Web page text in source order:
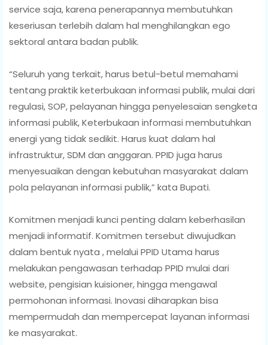
service saja, karena penerapannya membutuhkan
keseriusan terlebih dalam hal menghilangkan ego
sektoral antara badan publik.
“Seluruh yang terkait, harus betul-betul memahami
tentang praktik keterbukaan informasi publik, mulai dari
regulasi, SOP, pelayanan hingga penyelesaian sengketa
informasi publik, Keterbukaan informasi membutuhkan
energi yang tidak sedikit. Harus kuat dalam hal
infrastruktur, SDM dan anggaran. PPID juga harus
menyesuaikan dengan kebutuhan masyarakat dalam
pola pelayanan informasi publik,” kata Bupati.
Komitmen menjadi kunci penting dalam keberhasilan
menjadi informatif. Komitmen tersebut diwujudkan
dalam bentuk nyata , melalui PPID Utama harus
melakukan pengawasan terhadap PPID mulai dari
website, pengisian kuisioner, hingga mengawal
permohonan informasi. Inovasi diharapkan bisa
mempermudah dan mempercepat layanan informasi
ke masyarakat.